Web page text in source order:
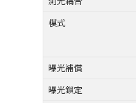
模式
曝光補償
曝光鎖定